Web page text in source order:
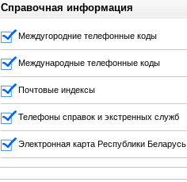
Справочная информация
Междугородние телефонные коды
Международные телефонные коды
Почтовые индексы
Телефоны справок и экстренных служб
Электронная карта Республики Беларусь